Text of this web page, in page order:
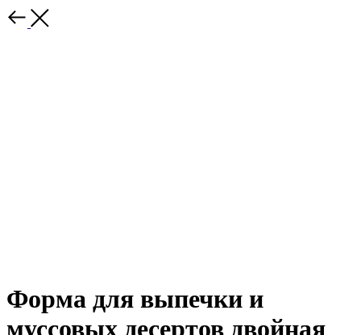
Форма для выпечки и
муссовых десертов двойная